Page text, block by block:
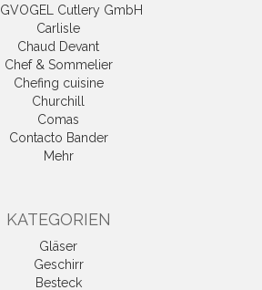
Cutlery GmbH
Carlisle
Chaud Devant
Chef & Sommelier
Chefing cuisine
Churchill
Comas
Contacto Bander
Mehr
KATEGORIEN
Gläser
Geschirr
Besteck